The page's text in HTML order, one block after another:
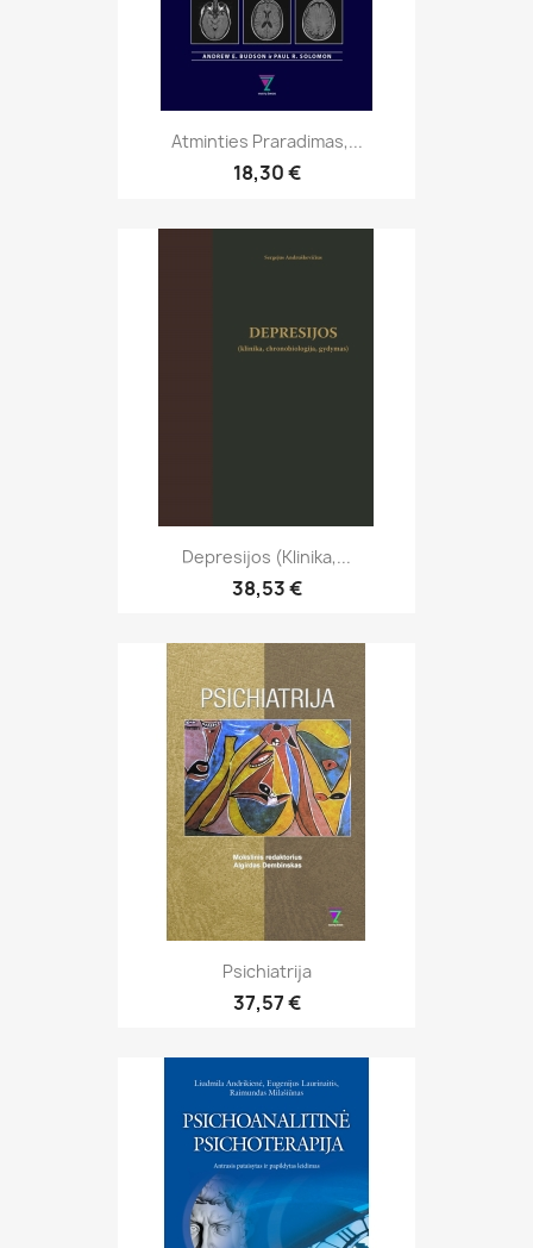
Atminties Praradimas,...
18,30 €
Depresijos (klinika,...
38,53 €
Psichiatrija
37,57 €